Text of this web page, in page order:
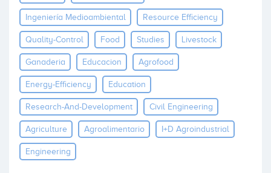
Ingeniería Medioambiental Resource Efficiency
Quality-Control Food Studies Livestock
Ganaderia Educacion Agrofood
Energy-Efficiency Education
Research-And-Development Civil Engineering
Agriculture Agroalimentario I+d Agroindustrial
Engineering